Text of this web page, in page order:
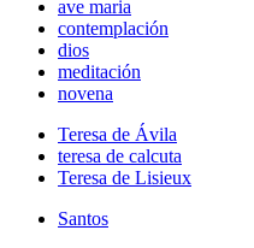
ave maria
contemplación
dios
meditación
novena
Teresa de Ávila
teresa de calcuta
Teresa de Lisieux
Santos